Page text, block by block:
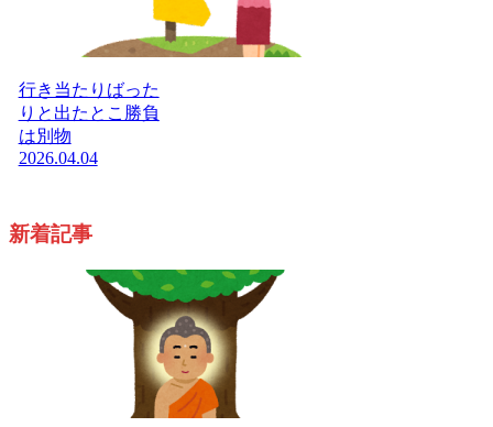
行き当たりばった
りと出たとこ勝負
は別物
2026.04.04
新着記事